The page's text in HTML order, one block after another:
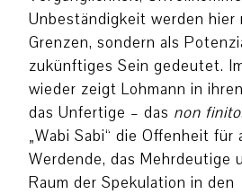
Unbeständigkeit werden hier
Grenzen, sondern als
zukünftiges Sein gedeutet.
wieder zeigt Lohmann in
das Unfertige – das non finito
„Wabi Sabi“ die Offenheit für
Werdende, das Mehrdeutige
Raum der Spekulation in den